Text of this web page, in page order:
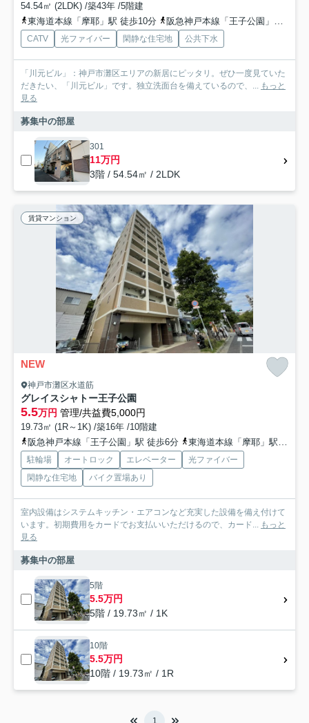
54.54㎡ (2LDK) /築43年 /5階建
東海道本線「摩耶」駅 徒歩10分
阪急神戸本線「王子公園」駅 徒歩11分
CATV 光ファイバー 閑静な住宅地 公共下水
「川元ビル」：神戸市灘区エリアの新居にピッタリ。ぜひ一度見ていた
だきたい、「川元ビル」です。独立洗面台を備えているので、...
もっと
見る
募集中の部屋
301
11万円
3階 / 54.54㎡ / 2LDK
賃貸マンション
NEW
神戸市灘区水道筋
グレイスシャトー王子公園
5.5万円 管理/共益費5,000円
19.73㎡ (1R～1K) /築16年 /10階建
阪急神戸本線「王子公園」駅 徒歩6分
東海道本線「摩耶」駅 徒歩6分
駐輪場 オートロック エレベーター
光ファイバー
閑静な住宅地
バイク置場あり
室内設備はシステムキッチン・エアコンなど充実した設備を備え付けて
います。初期費用をカードでお支払いいただけるので、カード... もっと
見る
募集中の部屋
5階
5.5万円
5階 / 19.73㎡ / 1K
10階
5.5万円
10階 / 19.73㎡ / 1R
1